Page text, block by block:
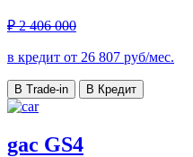
₽ 2 406 000
в кредит от 26 807 руб/мес.
В Trade-in В Кредит
gac GS4